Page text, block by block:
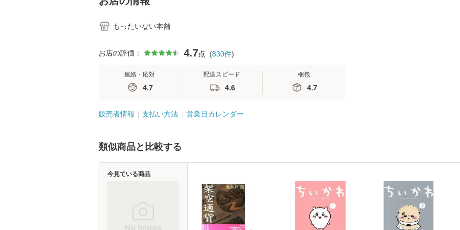
もったいない本舗
お店の評価： 4.7点 (830件)
連絡・応対
4.7
配送スピード
4.6
梱包
4.7
販売者情報 支払い方法 営業日カレンダー
類似商品と比較する
今見ている商品